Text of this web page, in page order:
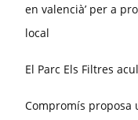
en valencià’ per a
local
El Parc Els Filtres
Compromís